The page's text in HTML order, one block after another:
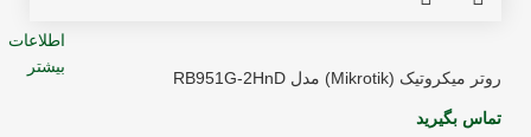
اطلاعات
بیشتر
روتر میکروتیک (Mikrotik) مدل RB951G-2HnD
تماس بگیرید